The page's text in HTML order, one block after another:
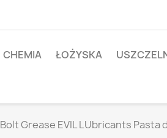
CHEMIA ŁOŻYSKA
Bolt Grease EVIL LUbricants